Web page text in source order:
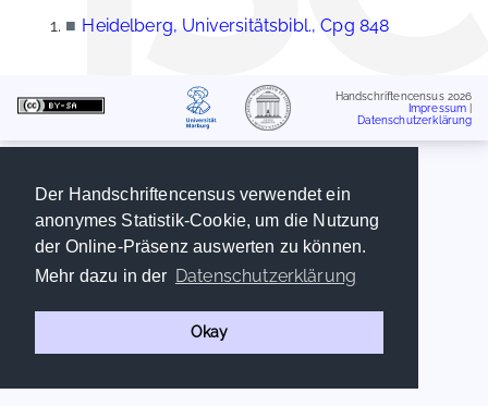
Der Handschriftencensus verwendet ein
anonymes Statistik-Cookie, um die Nutzung
der Online-Präsenz auswerten zu können.
Mehr dazu in der Datenschutzerklärung
Okay
■ Heidelberg, Universitätsbibl., Cpg 848
Handschriftencensus 2026
Impressum
Datenschutzerklärung